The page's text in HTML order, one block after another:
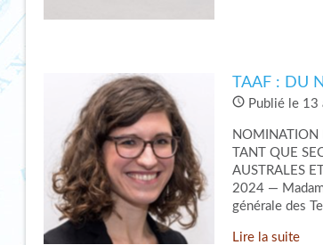
TAAF : DU
Publié le 13
NOMINATION
TANT QUE
AUSTRALES
2024 —
générale des
Lire la suite